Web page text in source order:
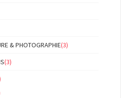
& PHOTOGRAPHIE(3)
(3)